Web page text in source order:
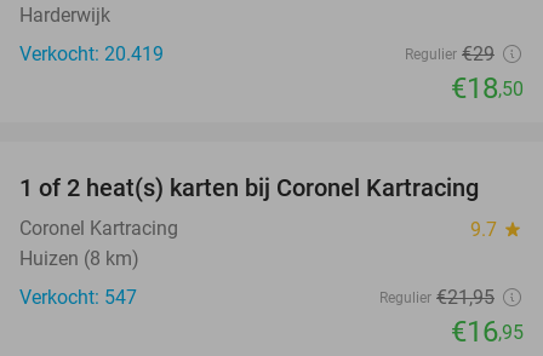
Harderwijk
Verkocht: 20.419
Regulier €29
€18,50
23%
1 of 2 heat(s) karten bij Coronel Kartracing
Coronel Kartracing 9.7 star
Huizen (8 km)
Verkocht: 547
Regulier €21,95
€16,95